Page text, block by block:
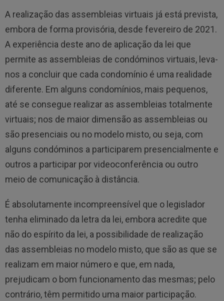
A realização das assembleias virtuais já está prevista,
embora de forma provisória, desde fevereiro de 2021.
A experiência deste ano de aplicação da lei que
permite as assembleias de condóminos virtuais, leva-
nos a concluir que cada condomínio é uma realidade
diferente. Em alguns condomínios, mais pequenos,
até se consegue realizar as assembleias totalmente
virtuais; nos de maior dimensão as assembleias ou
são presenciais ou no modelo misto, ou seja, com
alguns condóminos a participarem presencialmente e
outros a participar por videoconferência ou outro
meio de comunicação à distância.
É absolutamente incompreensível que o legislador
tenha eliminado da letra da lei, embora acredite que
não do espírito da lei, a possibilidade de realização
das assembleias no modelo misto, que são as que se
realizam em maior número e que, em nada,
prejudicam o bom funcionamento das mesmas; pelo
contrário, têm permitido uma maior participação.